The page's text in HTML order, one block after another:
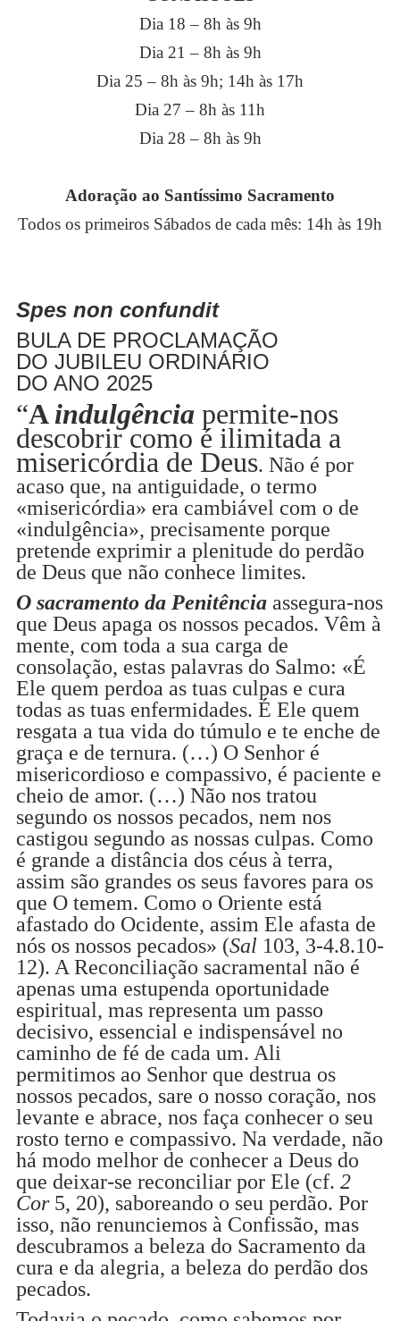
Dia 18 – 8h às 9h
Dia 21 – 8h às 9h
Dia 25 – 8h às 9h; 14h às 17h
Dia 27 – 8h às 11h
Dia 28 – 8h às 9h
Adoração ao Santíssimo Sacramento
Todos os primeiros Sábados de cada mês: 14h às 19h
Spes non confundit
BULA DE PROCLAMAÇÃO
DO JUBILEU ORDINÁRIO
DO ANO 2025
“Aindulgênciapermite-nos
descobrir como é ilimitada a
misericórdia de Deus. Não é por
acaso que, na antiguidade, o termo
«misericórdia» era cambiável com o de
«indulgência», precisamente porque
pretende exprimir a plenitude do perdão
de Deus que não conhece limites.
O sacramento da Penitência assegura-nos
que Deus apaga os nossos pecados. Vêm à
mente, com toda a sua carga de
consolação, estas palavras do Salmo: «É
Ele quem perdoa as tuas culpas e cura
todas as tuas enfermidades. É Ele quem
resgata a tua vida do túmulo e te enche de
graça e de ternura. (…) O Senhor é
misericordioso e compassivo, é paciente e
cheio de amor. (…) Não nos tratou
segundo os nossos pecados, nem nos
castigou segundo as nossas culpas. Como
é grande a distância dos céus à terra,
assim são grandes os seus favores para os
que O temem. Como o Oriente está
afastado do Ocidente, assim Ele afasta de
nós os nossos pecados» (Sal 103, 3-4.8.10-
12). A Reconciliação sacramental não é
apenas uma estupenda oportunidade
espiritual, mas representa um passo
decisivo, essencial e indispensável no
caminho de fé de cada um. Ali
permitimos ao Senhor que destrua os
nossos pecados, sare o nosso coração, nos
levante e abrace, nos faça conhecer o seu
rosto terno e compassivo. Na verdade, não
há modo melhor de conhecer a Deus do
que deixar-se reconciliar por Ele (cf. 2
Cor5, 20), saboreando o seu perdão. Por
isso, não renunciemos à Confissão, mas
descubramos a beleza do Sacramento da
cura e da alegria, a beleza do perdão dos
pecados.